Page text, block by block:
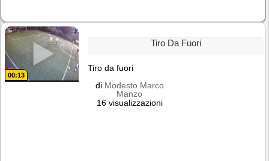
00:13
Tiro Da Fuori
Tiro da fuori
di Modesto Marco
Manzo
16 visualizzazioni